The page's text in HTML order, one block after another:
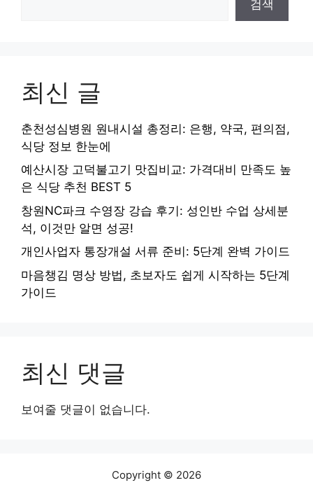
검색
최신 글
춘천성심병원 원내시설 총정리: 은행, 약국, 편의점,
식당 정보 한눈에
예산시장 고덕불고기 맛집비교: 가격대비 만족도 높
은 식당 추천 BEST 5
창원NC파크 수영장 강습 후기: 성인반 수업 상세분
석, 이것만 알면 성공!
개인사업자 통장개설 서류 준비: 5단계 완벽 가이드
마음챙김 명상 방법, 초보자도 쉽게 시작하는 5단계
가이드
최신 댓글
보여줄 댓글이 없습니다.
Copyright © 2026